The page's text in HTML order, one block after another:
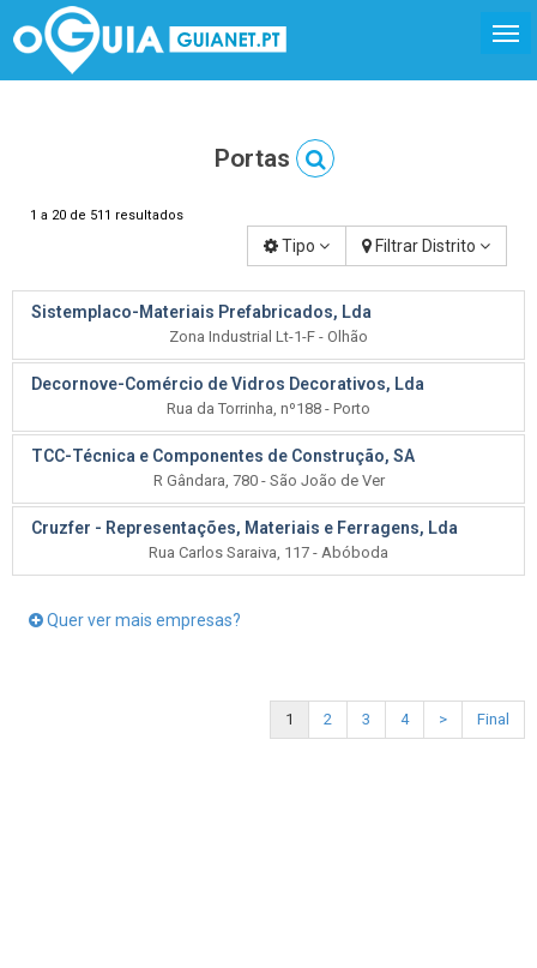
Portas
1 a 20 de 511 resultados
Tipo Filtrar Distrito
Sistemplaco-Materiais Prefabricados, Lda
Zona Industrial Lt-1-F - Olhão
Decornove-Comércio de Vidros Decorativos, Lda
Rua da Torrinha, nº188 - Porto
TCC-Técnica e Componentes de Construção, SA
R Gândara, 780 - São João de Ver
Cruzfer - Representações, Materiais e Ferragens, Lda
Rua Carlos Saraiva, 117 - Abóboda
Quer ver mais empresas?
1 2 3 4 > Final